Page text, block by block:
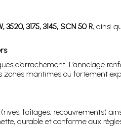
3520, 3175, 3145, SCN 50 R, ainsi
d’arrachement. L’annelage
zones maritimes ou fortement
faîtages, recouvrements)
durable et conforme aux règles